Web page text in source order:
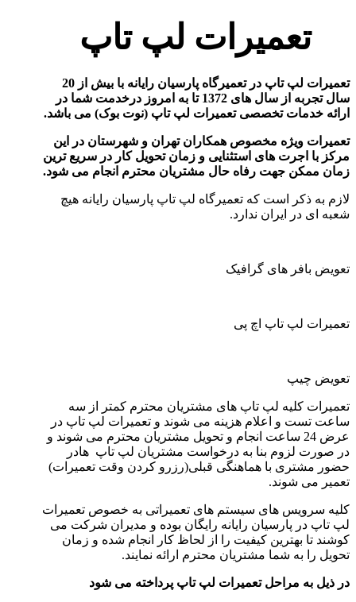
تعمیرات لپ تاپ
تعمیرات لپ تاپ در تعمیرگاه پارسیان رایانه با بیش از 20
سال تجربه از سال های 1372 تا به امروز درخدمت شما در
ارائه خدمات تخصصی تعمیرات لپ تاپ (نوت بوک) می باشد.
تعمیرات ویژه مخصوص همکاران تهران و شهرستان در این
مرکز با اجرت های استثنایی و زمان تحویل کار در سریع ترین
زمان ممکن جهت رفاه حال مشتریان محترم انجام می شود.
لازم به ذکر است که تعمیرگاه لپ تاپ پارسیان رایانه هیچ
شعبه ای در ایران ندارد.
تعویض بافر های گرافیک
تعمیرات لپ تاپ اچ پی
تعویض چیپ
تعمیرات کلیه لپ تاپ های مشتریان محترم کمتر از سه
ساعت تست و اعلام هزینه می شوند و تعمیرات لپ تاپ در
عرض 24 ساعت انجام و تحویل مشتریان محترم می شوند و
در صورت لزوم بنا به درخواست مشتریان لپ تاپ هادر
حضور مشتری با هماهنگی قبلی(رزرو کردن وقت تعمیرات)
تعمیر می شوند.
کلیه سرویس های سیستم های تعمیراتی به خصوص تعمیرات
لپ تاپ در پارسیان رایانه رایگان بوده و مدیران شرکت می
کوشند تا بهترین کیفیت را از لحاظ کار انجام شده و زمان
تحویل را به شما مشتریان محترم ارائه نمایند.
در ذیل به مراحل تعمیرات لپ تاپ پرداخته می شود